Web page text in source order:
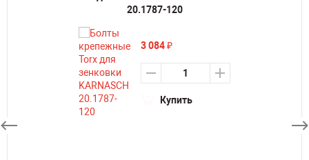
20.1787-120
3 084₽
Купить